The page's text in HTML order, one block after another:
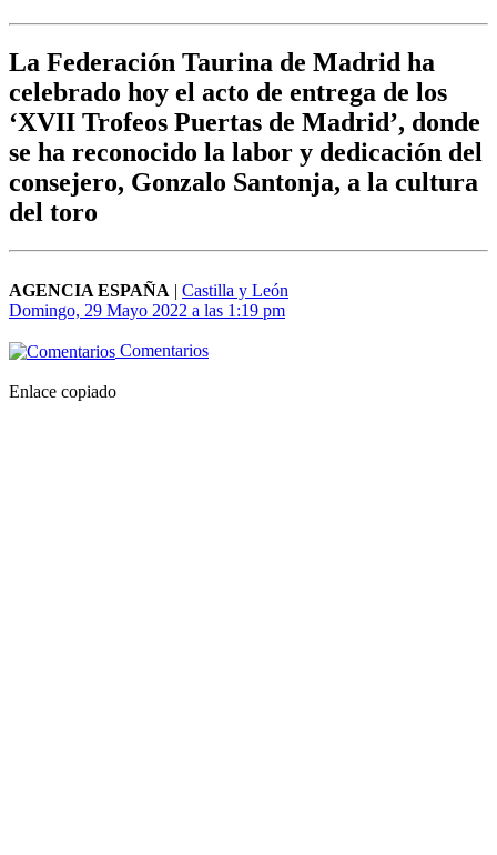
La Federación Taurina de Madrid ha
celebrado hoy el acto de entrega de los
‘XVII Trofeos Puertas de Madrid’, donde
se ha reconocido la labor y dedicación del
consejero, Gonzalo Santonja, a la cultura
del toro
AGENCIA ESPAÑA | Castilla y León
Domingo, 29 Mayo 2022 a las 1:19 pm
Comentarios
Enlace copiado